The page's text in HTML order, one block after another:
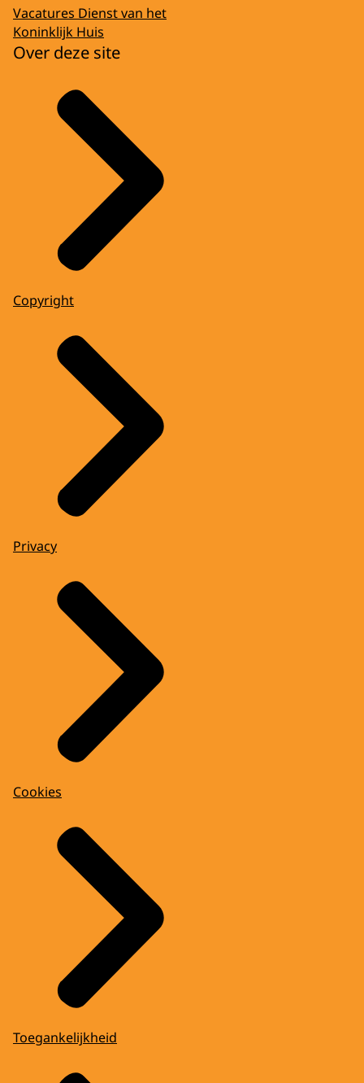
Vacatures Dienst van het
Koninklijk Huis
Over deze site
Copyright
Privacy
Cookies
Toegankelijkheid